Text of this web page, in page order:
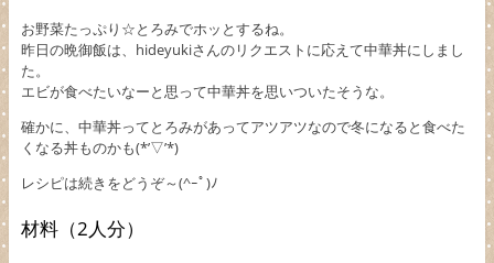
お野菜たっぷり☆とろみでホッとするね。
昨日の晩御飯は、hideyukiさんのリクエストに応えて中華丼にしまし
た。
エビが食べたいなーと思って中華丼を思いついたそうな。
確かに、中華丼ってとろみがあってアツアツなので冬になると食べた
くなる丼ものかも(*’▽’*)
レシピは続きをどうぞ～(^ｰﾟ)ﾉ
材料（2人分）